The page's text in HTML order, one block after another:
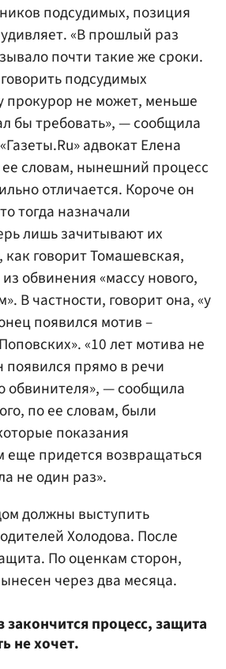
подсудимых, позиция
«В прошлый раз
почти такие же сроки.
подсудимых
прокурор не может, меньше
бы требовать», — сообщила
адвокат Елена
словам, нынешний процесс
отличается. Короче он
тогда назначали
лишь зачитывают их
как говорит Томашевская,
обвинения «массу нового,
В частности, говорит она, «у
появился мотив –
«10 лет мотива не
появился прямо в речи
обвинителя», — сообщила
по ее словам, были
показания
еще придется возвращаться
не один раз».
должны выступить
Холодова. После
По оценкам сторон,
через два месяца.
закончится процесс, защита
не хочет.